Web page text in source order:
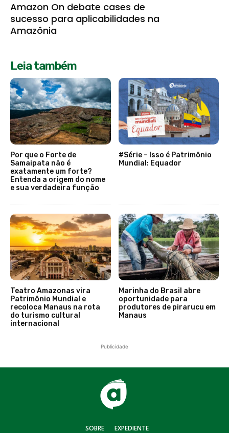
Amazon On debate cases de
sucesso para aplicabilidades na
Amazônia
Leia também
Por que o Forte de
Samaipata não é
exatamente um forte?
Entenda a origem do nome
e sua verdadeira função
#Série – Isso é Patrimônio
Mundial: Equador
Teatro Amazonas vira
Patrimônio Mundial e
recoloca Manaus na rota
do turismo cultural
internacional
Marinha do Brasil abre
oportunidade para
produtores de pirarucu em
Manaus
Publicidade
SOBRE EXPEDIENTE